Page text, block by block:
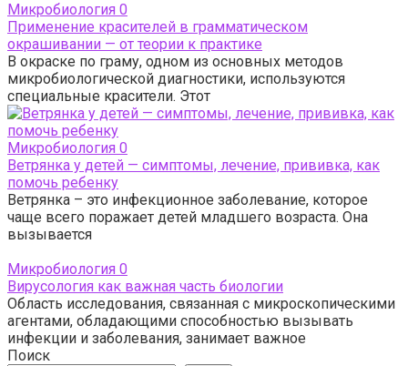
Микробиология 0
Применение красителей в грамматическом
окрашивании — от теории к практике
В окраске по граму, одном из основных методов
микробиологической диагностики, используются
специальные красители. Этот
Микробиология 0
Ветрянка у детей — симптомы, лечение, прививка, как
помочь ребенку
Ветрянка – это инфекционное заболевание, которое
чаще всего поражает детей младшего возраста. Она
вызывается
Микробиология 0
Вирусология как важная часть биологии
Область исследования, связанная с микроскопическими
агентами, обладающими способностью вызывать
инфекции и заболевания, занимает важное
Поиск